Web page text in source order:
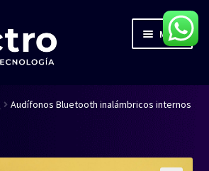
Menú
Audífonos Bluetooth inalámbricos internos